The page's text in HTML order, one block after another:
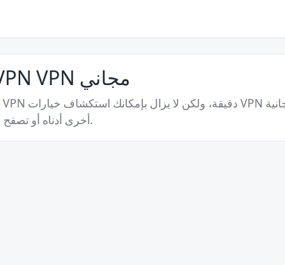
ملاوي OpenVPN VPN مجاني
أخرى أدناه أو تصفح بلدان وبروتوكولات أخرى.